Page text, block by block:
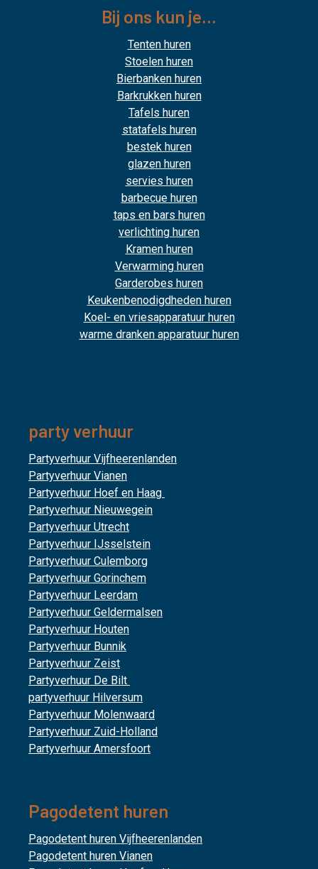
Bij ons kun je...
Tenten huren
Stoelen huren
Bierbanken huren
Barkrukken huren
Tafels huren
statafels huren
bestek huren
glazen huren
servies huren
barbecue huren
taps en bars huren
verlichting huren
Kramen huren
Verwarming huren
Garderobes huren
Keukenbenodigdheden huren
Koel- en vriesapparatuur huren
warme dranken apparatuur huren
party verhuur
Partyverhuur Vijfheerenlanden
Partyverhuur Vianen
Partyverhuur Hoef en Haag
Partyverhuur Nieuwegein
Partyverhuur Utrecht
Partyverhuur IJsselstein
Partyverhuur Culemborg
Partyverhuur Gorinchem
Partyverhuur Leerdam
Partyverhuur Geldermalsen
Partyverhuur Houten
Partyverhuur Bunnik
Partyverhuur Zeist
Partyverhuur De Bilt
partyverhuur Hilversum
Partyverhuur Molenwaard
Partyverhuur Zuid-Holland
Partyverhuur Amersfoort
Pagodetent huren
Pagodetent huren Vijfheerenlanden
Pagodetent huren Vianen